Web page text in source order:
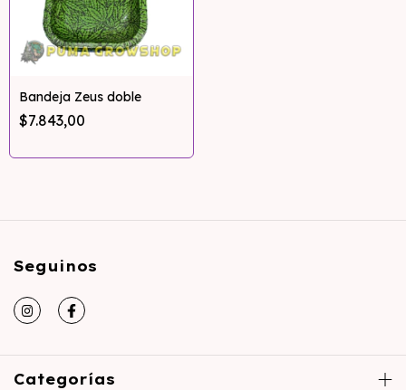
Bandeja Zeus doble
$7.843,00
Seguinos
Categorías